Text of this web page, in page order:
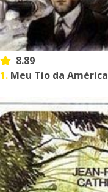
8.89
1. Meu Tio da América